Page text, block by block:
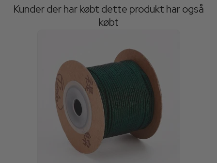
Kunder der har købt dette produkt har også
købt